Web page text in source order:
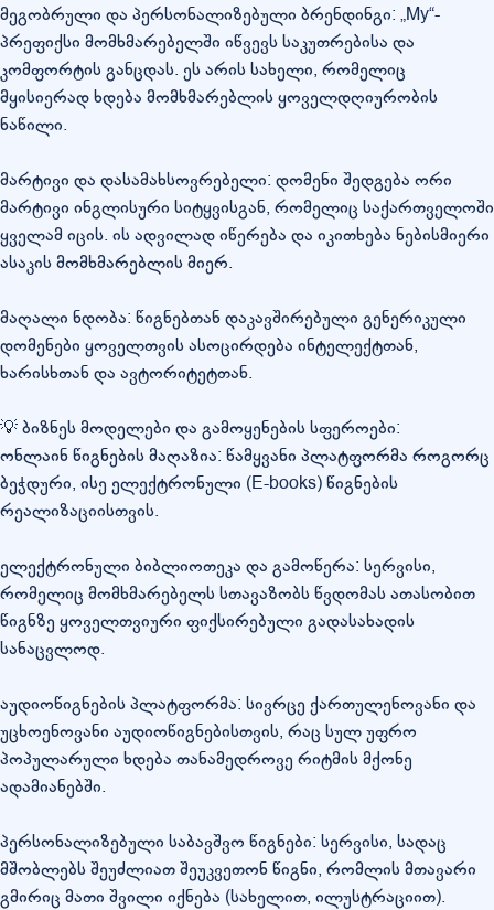
მეგობრული და პერსონალიზებული ბრენდინგი: „My“-
პრეფიქსი მომხმარებელში იწვევს საკუთრებისა და
კომფორტის განცდას. ეს არის სახელი, რომელიც
მყისიერად ხდება მომხმარებლის ყოველდღიურობის
ნაწილი.
მარტივი და დასამახსოვრებელი: დომენი შედგება ორი
მარტივი ინგლისური სიტყვისგან, რომელიც საქართველოში
ყველამ იცის. ის ადვილად იწერება და იკითხება ნებისმიერი
ასაკის მომხმარებლის მიერ.
მაღალი ნდობა: წიგნებთან დაკავშირებული გენერიკული
დომენები ყოველთვის ასოცირდება ინტელექტთან,
ხარისხთან და ავტორიტეტთან.
💡 ბიზნეს მოდელები და გამოყენების სფეროები:
ონლაინ წიგნების მაღაზია: წამყვანი პლატფორმა როგორც
ბეჭდური, ისე ელექტრონული (E-books) წიგნების
რეალიზაციისთვის.
ელექტრონული ბიბლიოთეკა და გამოწერა: სერვისი,
რომელიც მომხმარებელს სთავაზობს წვდომას ათასობით
წიგნზე ყოველთვიური ფიქსირებული გადასახადის
სანაცვლოდ.
აუდიოწიგნების პლატფორმა: სივრცე ქართულენოვანი და
უცხოენოვანი აუდიოწიგნებისთვის, რაც სულ უფრო
პოპულარული ხდება თანამედროვე რიტმის მქონე
ადამიანებში.
პერსონალიზებული საბავშვო წიგნები: სერვისი, სადაც
მშობლებს შეუძლიათ შეუკვეთონ წიგნი, რომლის მთავარი
გმირიც მათი შვილი იქნება (სახელით, ილუსტრაციით).